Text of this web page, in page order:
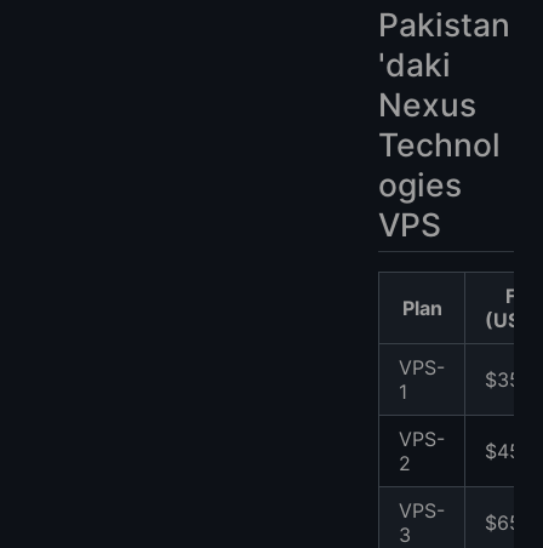
Pakistan
'daki
Nexus
Technol
ogies
VPS
Plan
VPS-
1
$35
VPS-
2
$45
VPS-
3
$65